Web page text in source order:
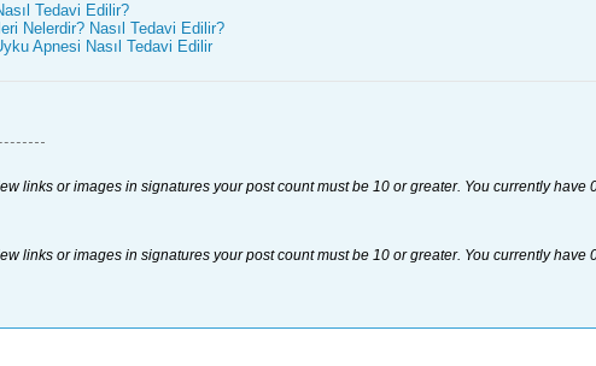
Tedavi Edilir?
Nelerdir? Nasıl Tedavi Edilir?
Apnesi Nasıl Tedavi Edilir
links or images in signatures your post count must be 10 or greater. You currently have
links or images in signatures your post count must be 10 or greater. You currently have